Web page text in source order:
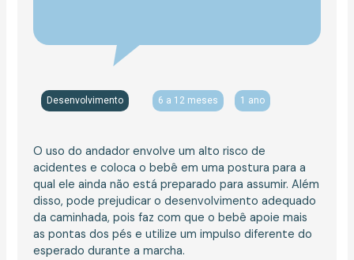
Desenvolvimento 6 a 12 meses 1 ano
O uso do andador envolve um alto risco de
acidentes e coloca o bebê em uma postura para a
qual ele ainda não está preparado para assumir. Além
disso, pode prejudicar o desenvolvimento adequado
da caminhada, pois faz com que o bebê apoie mais
as pontas dos pés e utilize um impulso diferente do
esperado durante a marcha.